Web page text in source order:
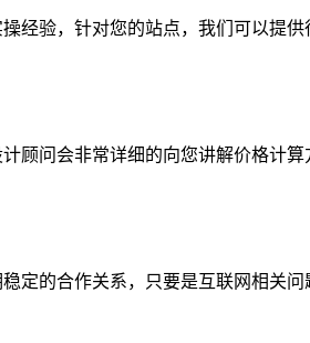
经验，针对您的站点，我们可以提
顾问会非常详细的向您讲解价格计
定的合作关系，只要是互联网相关